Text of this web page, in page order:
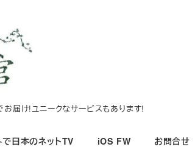
届け!ユニークなサービスもあります!
日本のネットTV iOS FW お問合せ